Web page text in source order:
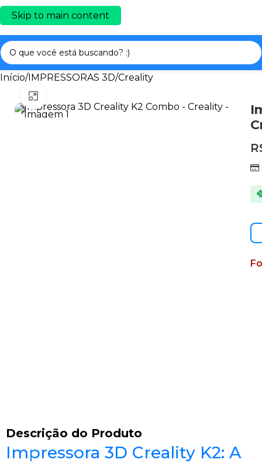
Skip to main content
Início/IMPRESSORAS 3D/Creality
Descrição do Produto
Impressora 3D Creality K2: A